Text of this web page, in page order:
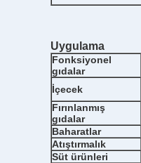
Uygulama
Fonksiyonel
gıdalar
İçecek
Fırınlanmış
gıdalar
Baharatlar
Atıştırmalık
Süt ürünleri